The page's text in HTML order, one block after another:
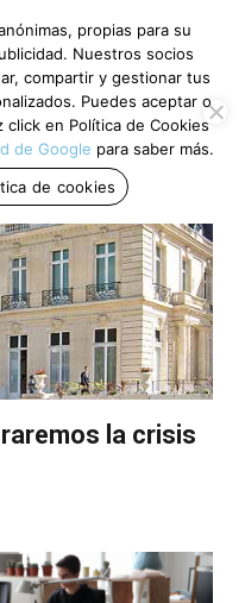
la crisis
propias para su
Nuestros socios
compartir y gestionar tus
Puedes aceptar o
en Política de Cookies
de Google para saber más.
de cookies